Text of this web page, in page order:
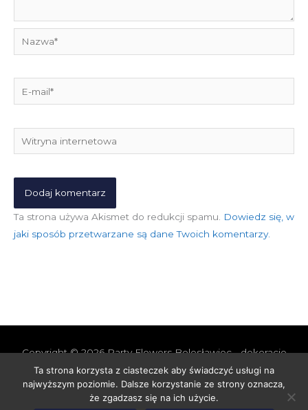
mail*
Witryna
internetowa
Ta strona używa Akismet do redukcji spamu. Dowiedz się, w
jaki sposób przetwarzane są dane Twoich komentarzy.
Copyright © 2026Party Flowers Bolesławiec - dekoracje
nie tylko ślubne
Polityka prywatności i cookies
Polityka Jakości
Ta strona korzysta z ciasteczek aby świadczyć usługi na
najwyższym poziomie. Dalsze korzystanie ze strony oznacza,
że zgadzasz się na ich użycie.